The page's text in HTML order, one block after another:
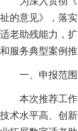
祉的意见》，落
适老助残能力，
和服务典型案例
一、申报范围
本次推荐工作
技术水平高、创